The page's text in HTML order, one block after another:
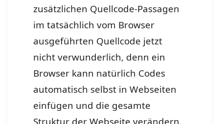
zusätzlichen Quellcode-Passagen
im tatsächlich vom Browser
ausgeführten Quellcode jetzt
nicht verwunderlich, denn ein
Browser kann natürlich Codes
automatisch selbst in Webseiten
einfügen und die gesamte